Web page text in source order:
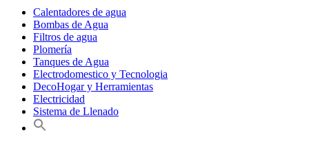
Calentadores de agua
Bombas de Agua
Filtros de agua
Plomería
Tanques de Agua
Electrodomestico y Tecnologia
DecoHogar y Herramientas
Electricidad
Sistema de Llenado